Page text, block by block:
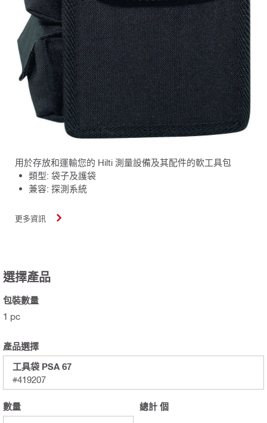
用於存放和運輸您的 Hilti 測量設備及其配件的軟工具包
類型: 袋子及護袋
兼容: 探測系統
更多資訊
選擇產品
包裝數量
1 pc
產品選擇
工具袋 PSA 67
#419207
數量 總計 個